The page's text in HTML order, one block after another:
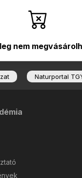
nem
Naturportal